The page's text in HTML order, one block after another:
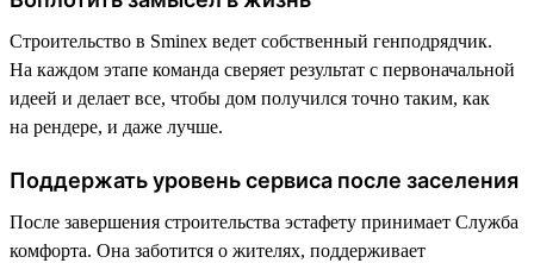
Строительство в Sminex ведет собственный генподрядчик.
На каждом этапе команда сверяет результат с первоначальной
идеей и делает все, чтобы дом получился точно таким, как
на рендере, и даже лучше.
Поддержать уровень сервиса после заселения
После завершения строительства эстафету принимает Служба
комфорта. Она заботится о жителях, поддерживает